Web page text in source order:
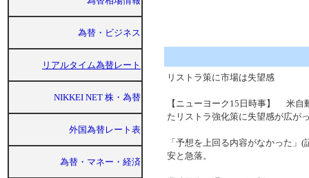
為替・ビジネス
リアルタイム為替レート
NIKKEI NET 株・為替
外国為替レート表
為替・マネー・経済
リストラ策に市場は失望感
【ニューヨーク15日時事】 米自
たリストラ強化策に失望感が広が
「予想を上回る内容がなかった」
安と急落。